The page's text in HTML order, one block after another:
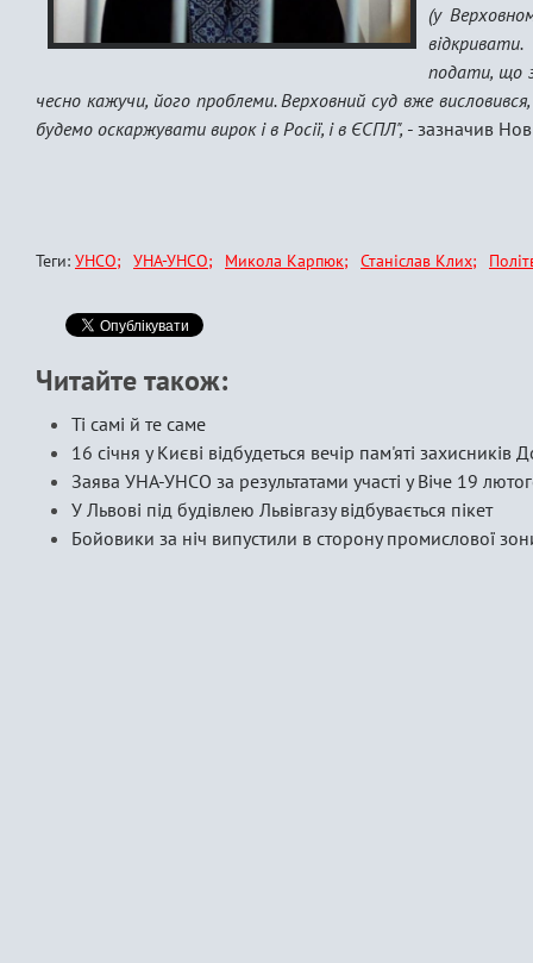
(у
подати, що
чесно кажучи, його проблеми. Верховний суд вже
будемо оскаржувати вирок і в Росії, і в ЄСПЛ", - зазначив
Теги: УНСО УНА-УНСО Микола Карпюк Станіслав Клих
Читайте також:
Ті самі й те саме
16 січня у Києві відбудеться вечір пам'яті захисників
Заява УНА-УНСО за результатами участі у Віче 19
У Львові під будівлею Львівгазу відбувається пікет
Бойовики за ніч випустили в сторону промислової